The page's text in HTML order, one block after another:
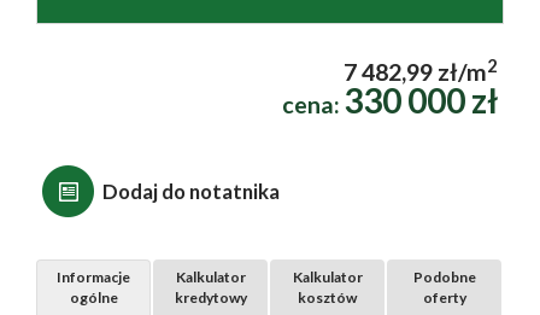
7 482,99 zł/m2
cena: 330 000 zł
Dodaj do notatnika
Informacje
ogólne
Kalkulator
kredytowy
Kalkulator
kosztów
Podobne
oferty